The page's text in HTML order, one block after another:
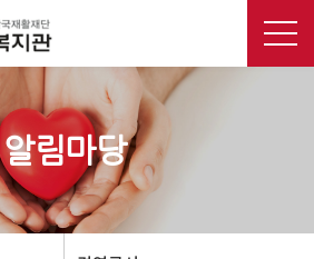
알림마당